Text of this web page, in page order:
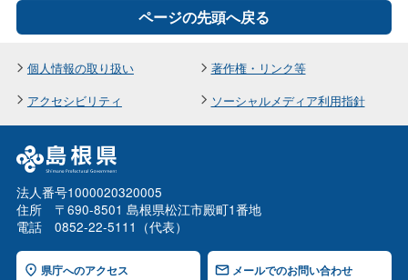
ページの先頭へ戻る
個人情報の取り扱い
著作権・リンク等
アクセシビリティ
ソーシャルメディア利用指針
法人番号1000020320005
住所 〒690-8501 島根県松江市殿町1番地
電話 0852-22-5111（代表）
県庁へのアクセス メールでのお問い合わせ